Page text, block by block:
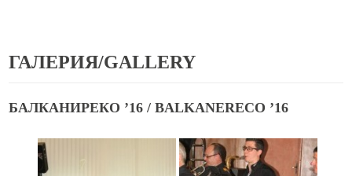
ГАЛЕРИЯ/GALLERY
БАЛКАНИРЕКО ’16 / BALKANERECO ’16